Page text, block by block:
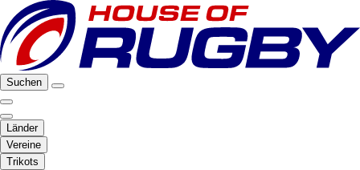
Suchen
Länder
Vereine
Trikots